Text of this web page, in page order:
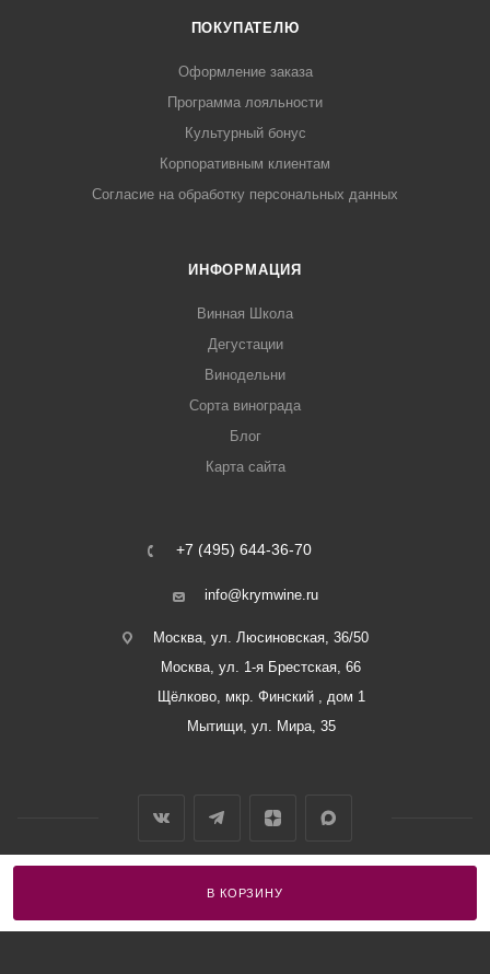
В КОРЗИНУ
ПОКУПАТЕЛЮ
Оформление заказа
Программа лояльности
Культурный бонус
Корпоративным клиентам
Согласие на обработку персональных данных
ИНФОРМАЦИЯ
Винная Школа
Дегустации
Винодельни
Сорта винограда
Блог
Карта сайта
+7 (495) 644-36-70
info@krymwine.ru
Москва, ул. Люсиновская, 36/50
Москва, ул. 1-я Брестская, 66
Щёлково, мкр. Финский , дом 1
Мытищи, ул. Мира, 35
2026 © ООО «Винный Дом Балаклавы»